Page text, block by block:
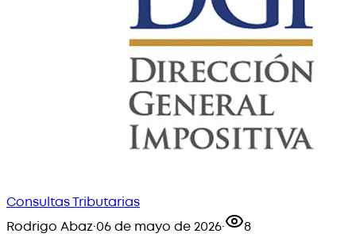
Consultas Tributarias
Rodrigo Abaz·06 de mayo de 2026· 8